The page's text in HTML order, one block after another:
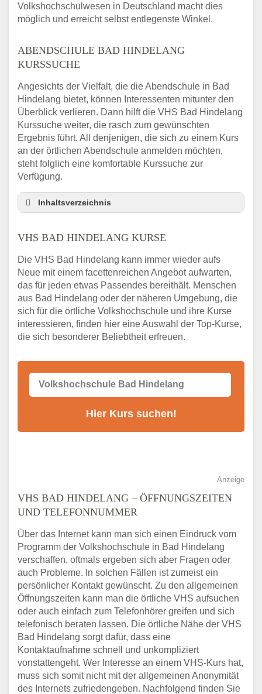
Volkshochschulwesen in Deutschland macht dies
möglich und erreicht selbst entlegenste Winkel.
ABENDSCHULE BAD HINDELANG
KURSSUCHE
Angesichts der Vielfalt, die die Abendschule in Bad
Hindelang bietet, können Interessenten mitunter den
Überblick verlieren. Dann hilft die VHS Bad Hindelang
Kurssuche weiter, die rasch zum gewünschten
Ergebnis führt. All denjenigen, die sich zu einem Kurs
an der örtlichen Abendschule anmelden möchten,
steht folglich eine komfortable Kurssuche zur
Verfügung.
Inhaltsverzeichnis
Umgebung
Abendschule Bad Hindelang Kurssuche
VHS Bad Hindelang Kurse
VHS Bad Hindelang – Öffnungszeiten und
Telefonnummer
Stellenangebote der Volkshochschule Bad
Hindelang
Alternativen zum VHS Programm 2026 in
VHS BAD HINDELANG KURSE
Die VHS Bad Hindelang kann immer wieder aufs
Neue mit einem facettenreichen Angebot aufwarten,
das für jeden etwas Passendes bereithält. Menschen
aus Bad Hindelang oder der näheren Umgebung, die
sich für die örtliche Volkshochschule und ihre Kurse
interessieren, finden hier eine Auswahl der Top-Kurse,
die sich besonderer Beliebtheit erfreuen.
Anzeige
VHS BAD HINDELANG – ÖFFNUNGSZEITEN
UND TELEFONNUMMER
Über das Internet kann man sich einen Eindruck vom
Programm der Volkshochschule in Bad Hindelang
verschaffen, oftmals ergeben sich aber Fragen oder
auch Probleme. In solchen Fällen ist zumeist ein
persönlicher Kontakt gewünscht. Zu den allgemeinen
Öffnungszeiten kann man die örtliche VHS aufsuchen
oder auch einfach zum Telefonhörer greifen und sich
telefonisch beraten lassen. Die örtliche Nähe der VHS
Bad Hindelang sorgt dafür, dass eine
Kontaktaufnahme schnell und unkompliziert
vonstattengeht. Wer Interesse an einem VHS-Kurs hat,
muss sich somit nicht mit der allgemeinen Anonymität
des Internets zufriedengeben. Nachfolgend finden Sie